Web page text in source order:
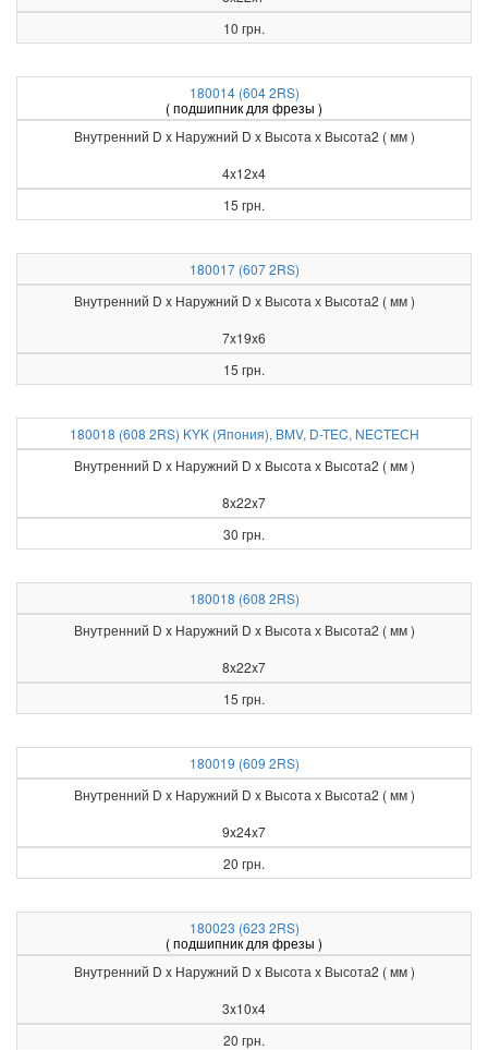
10 грн.
180014 (604 2RS)
( подшипник для фрезы )
Внутренний D x Наружний D x Высота х Высота2 ( мм )
4x12x4
15 грн.
180017 (607 2RS)
Внутренний D x Наружний D x Высота х Высота2 ( мм )
7x19x6
15 грн.
180018 (608 2RS) KYK (Япония), BMV, D-TEC, NECTEСH
Внутренний D x Наружний D x Высота х Высота2 ( мм )
8x22x7
30 грн.
180018 (608 2RS)
Внутренний D x Наружний D x Высота х Высота2 ( мм )
8x22x7
15 грн.
180019 (609 2RS)
Внутренний D x Наружний D x Высота х Высота2 ( мм )
9x24x7
20 грн.
180023 (623 2RS)
( подшипник для фрезы )
Внутренний D x Наружний D x Высота х Высота2 ( мм )
3x10x4
20 грн.